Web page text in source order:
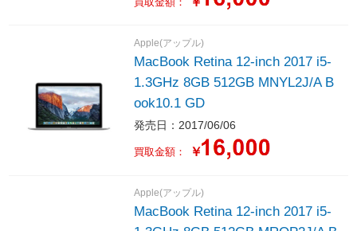
Apple(アップル)
MacBook Retina 12-inch 2017 i5-
1.3GHz 8GB 512GB MNYL2J/A B
ook10.1 GD
発売日：2017/06/06
買取金額： ￥
Apple(アップル)
MacBook Retina 12-inch 2017 i5-